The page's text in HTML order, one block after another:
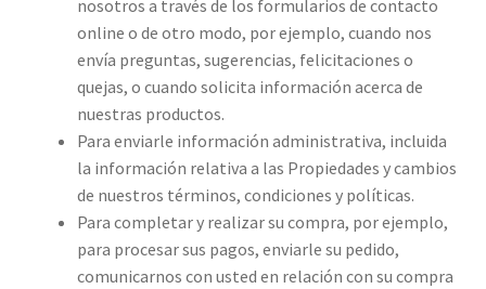
nosotros a través de los formularios de contacto
online o de otro modo, por ejemplo, cuando nos
envía preguntas, sugerencias, felicitaciones o
quejas, o cuando solicita información acerca de
nuestras productos.
Para enviarle información administrativa, incluida
la información relativa a las Propiedades y cambios
de nuestros términos, condiciones y políticas.
Para completar y realizar su compra, por ejemplo,
para procesar sus pagos, enviarle su pedido,
comunicarnos con usted en relación con su compra